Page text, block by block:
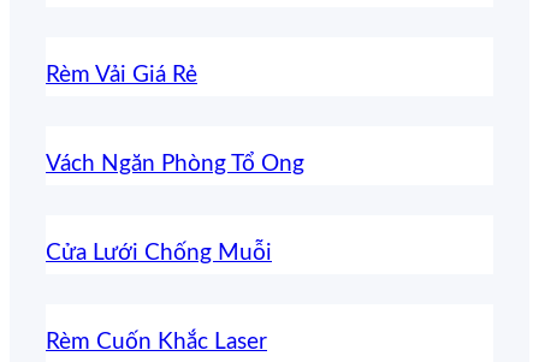
Rèm Vải Giá Rẻ
Vách Ngăn Phòng Tổ Ong
Cửa Lưới Chống Muỗi
Rèm Cuốn Khắc Laser